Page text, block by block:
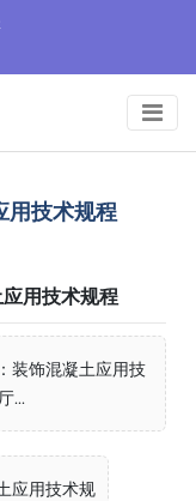
技术规程
用技术规程
装饰混凝土应用技
...
应用技术规